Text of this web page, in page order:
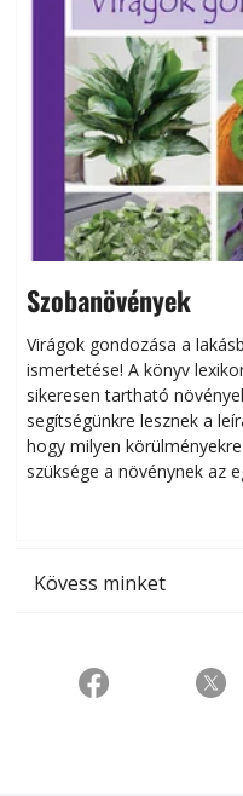
Szobanövények
Virágok gondozása a
ismertetése! A könyv
sikeresen tart­ha­tó
segítségünkre lesznek a
hogy milyen
szüksége a növénynek az
Kövess minket